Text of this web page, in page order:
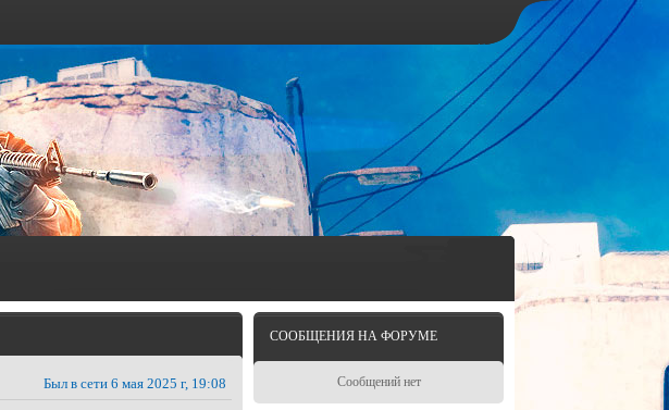
Был в сети 6 мая 2025 г, 19:08
СООБЩЕНИЯ НА ФОРУМЕ
Сообщений нет